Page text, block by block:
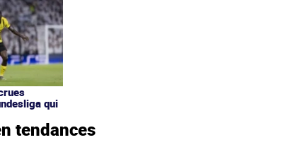
qui
tendances